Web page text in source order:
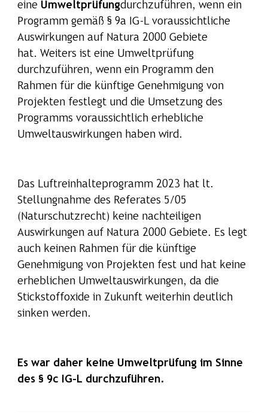
eine Umweltprüfungdurchzuführen, wenn ein
Programm gemäß § 9a IG-L voraussichtliche
Auswirkungen auf Natura 2000 Gebiete
hat. Weiters ist eine Umweltprüfung
durchzuführen, wenn ein Programm den
Rahmen für die künftige Genehmigung von
Projekten festlegt und die Umsetzung des
Programms voraussichtlich erhebliche
Umweltauswirkungen haben wird.
Das Luftreinhalteprogramm 2023 hat lt.
Stellungnahme des Referates 5/05
(Naturschutzrecht) keine nachteiligen
Auswirkungen auf Natura 2000 Gebiete. Es legt
auch keinen Rahmen für die künftige
Genehmigung von Projekten fest und hat keine
erheblichen Umweltauswirkungen, da die
Stickstoffoxide in Zukunft weiterhin deutlich
sinken werden.
Es war daher keine Umweltprüfung im Sinne
des § 9c IG-L durchzuführen.